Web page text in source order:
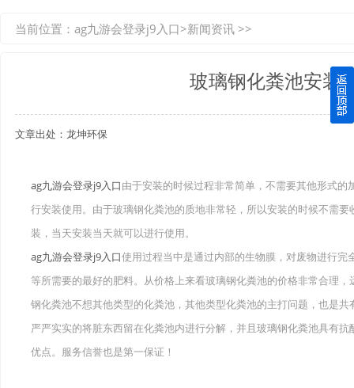
四川玻璃钢化粪池逐渐取代传统玻璃钢化粪池的这几点原因
关于重庆玻璃钢化粪池的这些基础知识你都记住了吗？
在安装绵阳玻璃钢化粪池时可能遇到这些难题
使用成都玻璃钢化粪池的七大好处你都记住了吗？
当前位置： ag九游会登录j9入口>新闻资讯 >>
玻璃钢化粪池安装
文章出处：龙坤环保
ag九游会登录j9入口由于安装的时候过程非常简单，不需要其他形式
行安装使用。由于玻璃钢化粪池的质地非常轻，所以安装的时候不需
装，当天安装当天就可以进行使用。
ag九游会登录j9入口使用过程当中是通过内部的生物膜，对废物进行
等所需要的最好的肥料。从价格上来看玻璃钢化粪池的价格非常合理
钢化粪池不想其他类型的化粪池，其他类型化粪池的主打问题，也是
严严实实的将脏东西留在化粪池内进行分解，并且玻璃钢化粪池具有
优点。服务信誉也是第一保证！